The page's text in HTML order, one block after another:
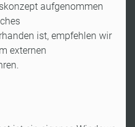
aufgenommen
ist, empfehlen wir
externen